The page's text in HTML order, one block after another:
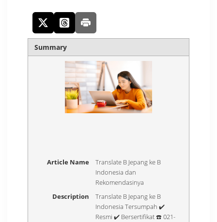
Summary
Article Name
Translate B Jepang ke B
Indonesia dan
Rekomendasinya
Description
Translate B Jepang ke B
Indonesia Tersumpah ✔️
Resmi ✔️ Bersertifikat ☎️ 021-